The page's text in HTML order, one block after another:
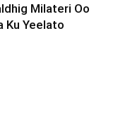
Milateri Oo
Ku Yeelato